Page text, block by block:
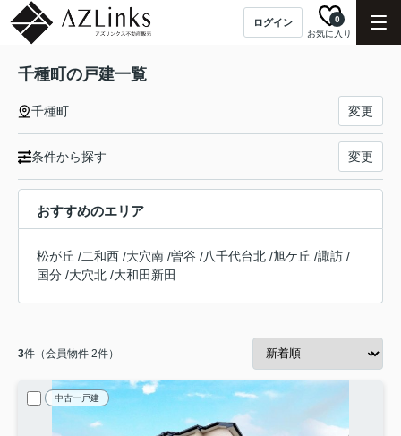
ログイン
お気に入り
0
千種町の戸建一覧
千種町 変更
条件から探す 変更
おすすめのエリア
松が丘 /二和西 /大穴南 /曽谷 /八千代台北 /旭ケ丘 /諏訪 /
国分 /大穴北 /大和田新田
3件（会員物件 2件）
中古一戸建